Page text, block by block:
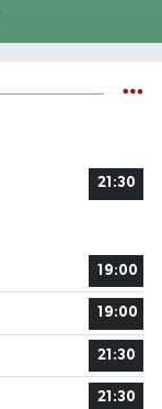
21:30
19:00
19:00
21:30
21:30